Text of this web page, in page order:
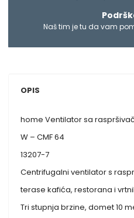
Naš tim je tu da vam
OPIS
home Ventilator sa
W – CMF 64
13207-7
Centrifugalni ventilator s
terase kafića, restorana i
Tri stupnja brzine, domet 10